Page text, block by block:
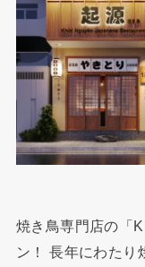
焼き鳥専門店の「
ン！ 長年にわたり